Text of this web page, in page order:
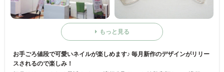
もっと見る
お手ごろ値段で可愛いネイルが楽しめます♪ 毎月新作のデザインがリリー
スされるので楽しみ！